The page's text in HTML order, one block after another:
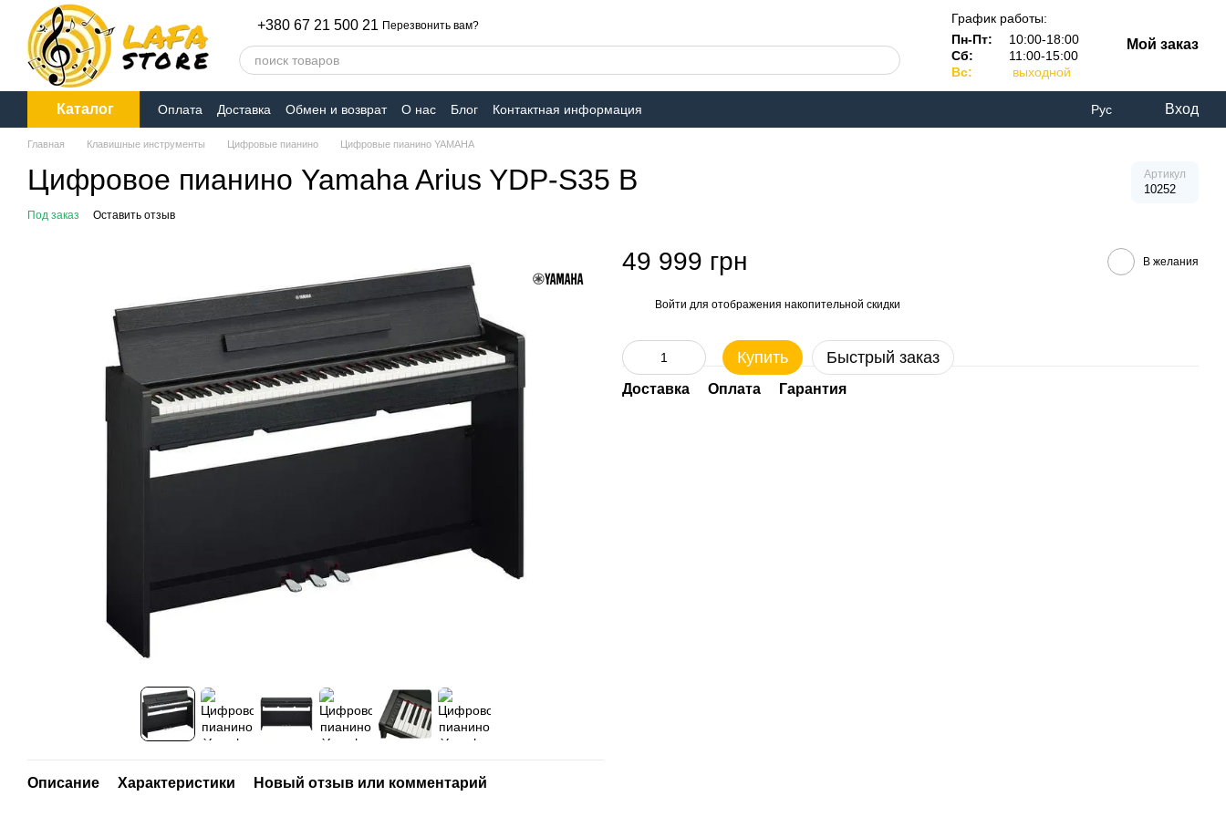
Перейти к основному контенту
+380 67 21 500 21 Перезвонить вам?
График работы:
Пн-Пт:
10:00-18:00
Сб:
11:00-15:00
Вс:
выходной
Мой заказ
Каталог Оплата Доставка Обмен и возврат О нас Блог Контактная информация Рус Вход
Главная Клавишные инструменты Цифровые пианино Цифровые пианино YAMAHA
Цифровое пианино Yamaha Arius YDP-S35 B Артикул
10252
Под заказ Оставить отзыв
Описание Характеристики Новый отзыв или комментарий
49 999 грн В желания
Войти для отображения накопительной скидки
Купить Быстрый заказ
Доставка Оплата Гарантия